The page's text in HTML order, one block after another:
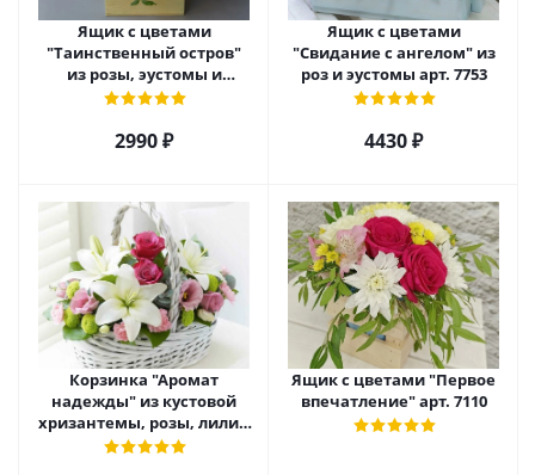
Ящик с цветами
"Таинственный остров"
из розы, эустомы и
диантуса арт. 7754
2990 ₽
Ящик с цветами
"Свидание с ангелом" из
роз и эустомы арт. 7753
4430 ₽
Корзинка "Аромат
надежды" из кустовой
хризантемы, розы, лилий
и эустомы. арт. 7751
Ящик с цветами "Первое
впечатление" арт. 7110